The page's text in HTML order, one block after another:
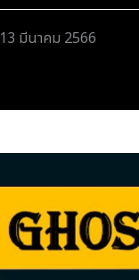
13 มีนาคม 2566